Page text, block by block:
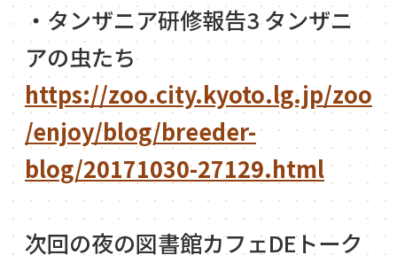
・タンザニア研修報告3 タンザニ
アの虫たち
https://zoo.city.kyoto.lg.jp/zoo
/enjoy/blog/breeder-
blog/20171030-27129.html
次回の夜の図書館カフェDEトーク